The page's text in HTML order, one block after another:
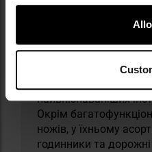
Victorinox — це
завдяки створенню
швейцарського
найвпізнаваніших
Окрім
ножів, у їхньому
годинники та